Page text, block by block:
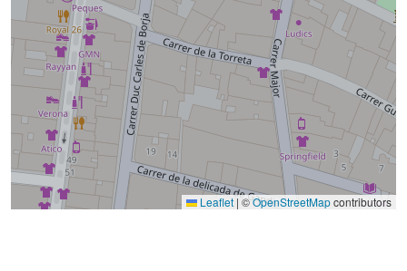
Leaflet |©OpenStreetMapcontributors